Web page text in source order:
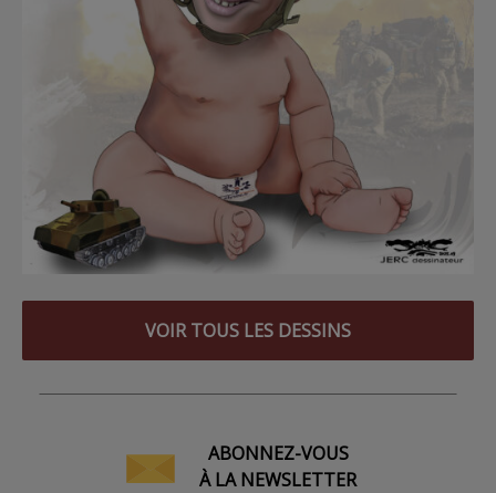
VOIR TOUS LES DESSINS
ABONNEZ-VOUS
À LA NEWSLETTER